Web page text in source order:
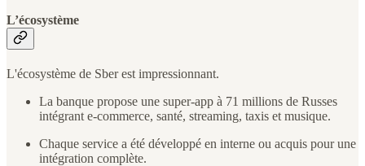
L’écosystème
L'écosystème de Sber est impressionnant.
La banque propose une super-app à 71 millions de Russes
intégrant e-commerce, santé, streaming, taxis et musique.
Chaque service a été développé en interne ou acquis pour une
intégration complète.